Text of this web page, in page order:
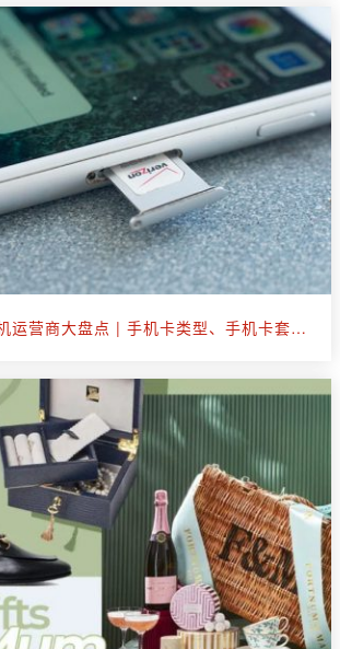
英国电话卡和手机运营商大盘点 | 手机卡类型、手机卡套餐选购